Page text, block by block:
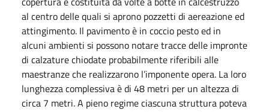
al centro delle quali si aprono pozzetti di aereazione ed
attingimento. Il pavimento è in coccio pesto ed in
alcuni ambienti si possono notare tracce delle impronte
di calzature chiodate probabilmente riferibili alle
maestranze che realizzarono l’imponente opera. La loro
lunghezza complessiva è di 48 metri per un altezza di
circa 7 metri. A pieno regime ciascuna struttura poteva